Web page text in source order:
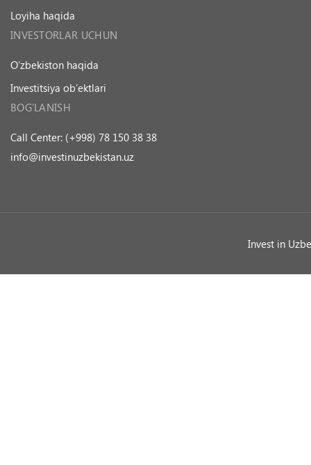
Loyiha haqida
INVESTORLAR UCHUN
O’zbekiston haqida
Investitsiya ob’ektlari
BOG’LANISH
Call Center: (+998) 78 150 38 38
info@investinuzbekistan.uz
Invest in